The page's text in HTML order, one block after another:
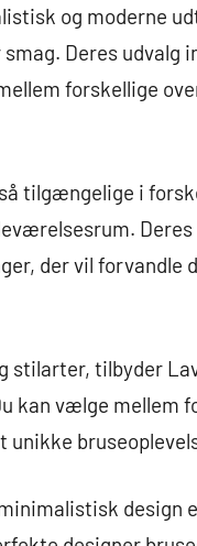
og moderne
Deres
forskellige
tilgængelige i
der vil forvandle
stilarter, tilbyder
kan vælge mellem
unikke
design